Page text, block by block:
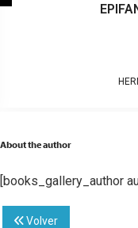
About the author
[books_gallery_author
Volver